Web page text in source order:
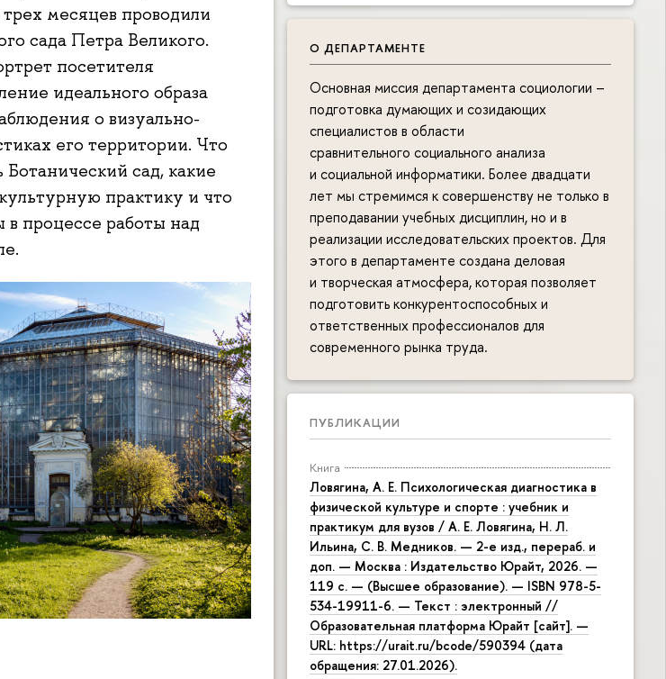
О ДЕПАРТАМЕНТЕ
Основная миссия департамента социологии –
подготовка думающих и созидающих
специалистов в области
сравнительного социального анализа
и социальной информатики. Более двадцати
лет мы стремимся к совершенству не только в
преподавании учебных дисциплин, но и в
реализации исследовательских проектов. Для
этого в департаменте создана деловая
и творческая атмосфера, которая позволяет
подготовить конкурентоспособных и
ответственных профессионалов для
современного рынка труда.
ПУБЛИКАЦИИ
Книга
Ловягина, А. Е. Психологическая диагностика в
физической культуре и спорте : учебник и
практикум для вузов / А. Е. Ловягина, Н. Л.
Ильина, С. В. Медников. — 2-е изд., перераб. и
доп. — Москва : Издательство Юрайт, 2026. —
119 с. — (Высшее образование). — ISBN 978-5-
534-19911-6. — Текст : электронный //
Образовательная платформа Юрайт [сайт]. —
URL: https://urait.ru/bcode/590394 (дата
обращения: 27.01.2026).
месяцев проводили
сада Петра Великого.
посетителя
идеального образа
о визуально-
его территории. Что
сад, какие
практику и что
процессе работы над